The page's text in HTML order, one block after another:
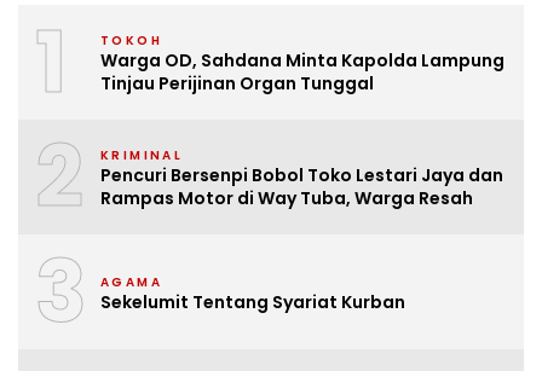
1 TOKOH
Warga OD, Sahdana Minta Kapolda Lampung
Tinjau Perijinan Organ Tunggal
2 KRIMINAL
Pencuri Bersenpi Bobol Toko Lestari Jaya dan
Rampas Motor di Way Tuba, Warga Resah
3 AGAMA
Sekelumit Tentang Syariat Kurban